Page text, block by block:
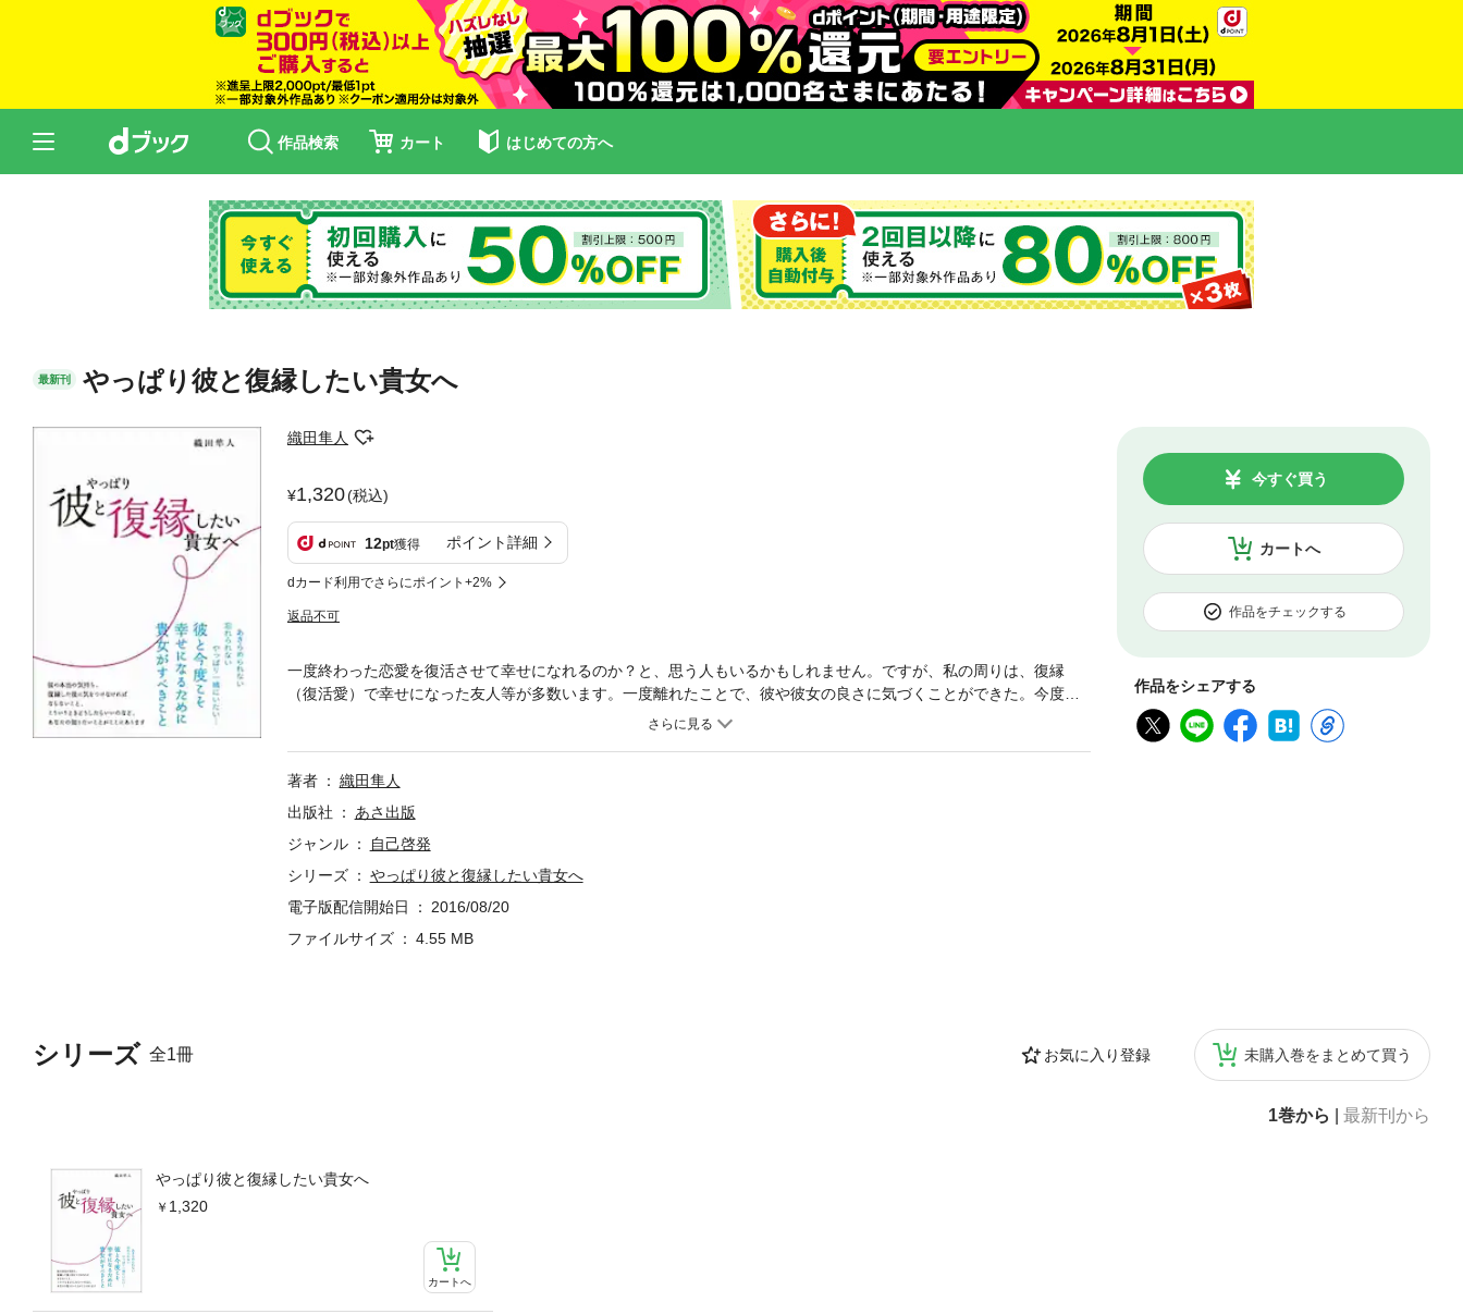
作品検索 カート はじめての方へ
最新刊 やっぱり彼と復縁したい貴女へ
織田隼人
1,320(税込)
12pt獲得 ポイント詳細
dカード利用でさらにポイント+2%
返品不可
カートへ
今すぐ買う
作品をチェックする
作品をシェアする
シリーズ 全1冊 お気に入り登録 未購入巻をまとめて買う
1巻から 最新刊から
やっぱり彼と復縁したい貴女へ
1,320
カートへ
一度終わった恋愛を復活させて幸せになれるのか？と、思う人もいるかもしれません。ですが、私の周りは、復縁
（復活愛）で幸せになった友人等が多数います。一度離れたことで、彼や彼女の良さに気づくことができた。今度こ
そ、この関係を大切にしたい。そう思ったことでお互いを大事にし、いい関係を築くことができているようです。で
書を読んで、大好きな彼と幸せな関係を築き上げていただきたいと思います。貴女の復縁をこの本が手助けします。■
目次●１ キーワードは「半年」 ●２ 半年間で貴女がすべき３つのこと ●３ 復縁の最大の敵を克服する ●４ 幸せ
せるための彼へのアプローチ法●７ 彼に「復縁したい」と思ってもらうために●８ すべては復縁が成功したときか
ら始まる■著者 織田隼人（おだ・はやと）
著者
織田隼人
出版社
あさ出版
ジャンル
自己啓発
シリーズ
やっぱり彼と復縁したい貴女へ
電子版配信開始日
2016/08/20
ファイルサイズ
4.55 MB